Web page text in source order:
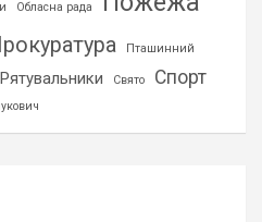
Обласна рада
Пташинний
Рятувальники Свято
Спорт